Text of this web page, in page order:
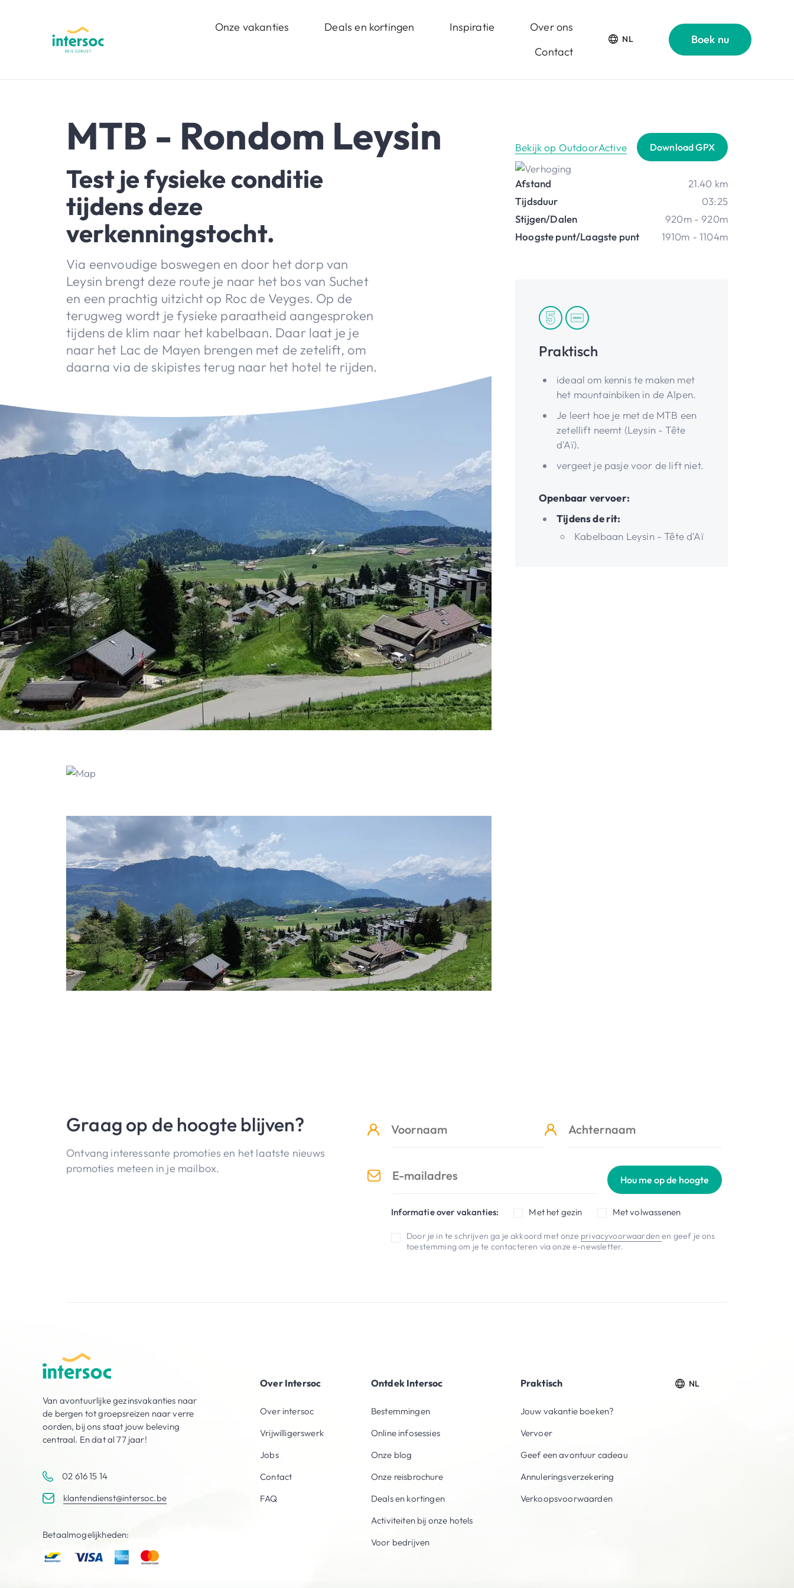
Onze vakanties Deals en kortingen Inspiratie
Over ons
Contact
NL Boek nu
MTB - Rondom Leysin
Test je fysieke conditie
tijdens deze
verkenningstocht.
Via eenvoudige boswegen en door het dorp van
Leysin brengt deze route je naar het bos van Suchet
en een prachtig uitzicht op Roc de Veyges. Op de
terugweg wordt je fysieke paraatheid aangesproken
tijdens de klim naar het kabelbaan. Daar laat je je
naar het Lac de Mayen brengen met de zetelift, om
daarna via de skipistes terug naar het hotel te rijden.
Bekijk op OutdoorActive Download GPX
Afstand
21.40 km
Tijdsduur
03:25
Stijgen/Dalen
920m - 920m
Hoogste punt/Laagste punt
1910m - 1104m
Praktisch
ideaal om kennis te maken met
het mountainbiken in de Alpen.
Je leert hoe je met de MTB een
zetellift neemt (Leysin - Tête
d'Aï).
vergeet je pasje voor de lift niet.
Openbaar vervoer:
Tijdens de rit:
Kabelbaan Leysin - Tête d'Aï
Graag op de hoogte blijven?
Ontvang interessante promoties en het laatste nieuws
promoties meteen in je mailbox.
Hou me op de hoogte
Informatie over vakanties: Met het gezin Met volwassenen
Door je in te schrijven ga je akkoord met onze privacyvoorwaardenen geef je ons
toestemming om je te contacteren via onze e-newsletter.
Van avontuurlijke gezinsvakanties naar
de bergen tot groepsreizen naar verre
oorden, bij ons staat jouw beleving
centraal. En dat al 77 jaar!
02 616 15 14
klantendienst@intersoc.be
Betaalmogelijkheden:
Over Intersoc
Over intersoc
Vrijwilligerswerk
Jobs
Contact
FAQ
Ontdek Intersoc
Bestemmingen
Online infosessies
Onze blog
Onze reisbrochure
Deals en kortingen
Activiteiten bij onze hotels
Voor bedrijven
Praktisch
Jouw vakantie boeken?
Vervoer
Geef een avontuur cadeau
Annuleringsverzekering
Verkoopsvoorwaarden
NL